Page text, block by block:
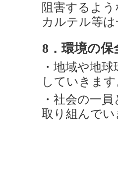
阻害するよ
カルテル等
8．環境の
・地域や地
していきま
・社会の一
取り組んで